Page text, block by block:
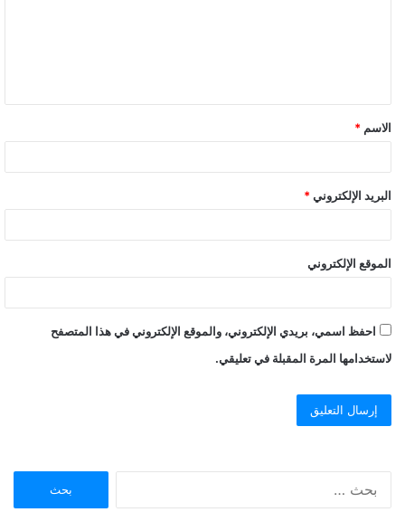
ق
*
الاسم *
البريد الإلكتروني *
الموقع الإلكتروني
احفظ اسمي، بريدي الإلكتروني، والموقع الإلكتروني في هذا المتصفح
لاستخدامها المرة المقبلة في تعليقي.